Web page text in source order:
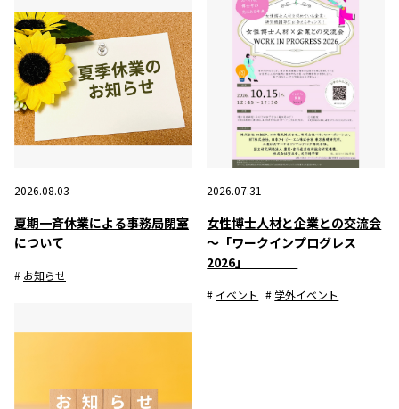
2026.08.03
夏期一斉休業による事務局閉室
について
お知らせ
2026.07.31
女性博士人材と企業との交流会
～「ワークインプログレス
2026」
イベント 学外イベント